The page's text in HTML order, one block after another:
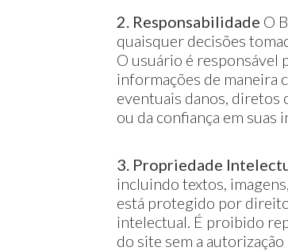
2. Responsabilidade O
quaisquer decisões
O usuário é responsável
informações de maneira
eventuais danos, diretos
ou da confiança em suas
3. Propriedade
incluindo textos,
está protegido por
intelectual. É proibido
do site sem a